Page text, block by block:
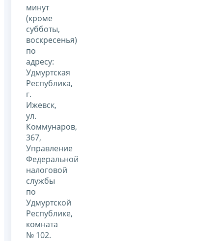
минут
(кроме
субботы,
воскресенья)
по
адресу:
Удмуртская
Республика,
г.
Ижевск,
ул.
Коммунаров,
367,
Управление
Федеральной
налоговой
службы
по
Удмуртской
Республике,
комната
№ 102.